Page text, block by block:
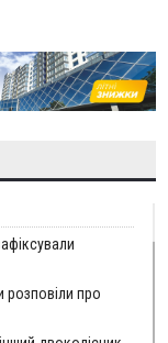
розповіли про